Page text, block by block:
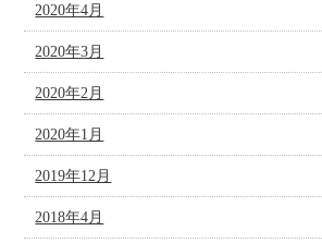
2020年4月
2020年3月
2020年2月
2020年1月
2019年12月
2018年4月